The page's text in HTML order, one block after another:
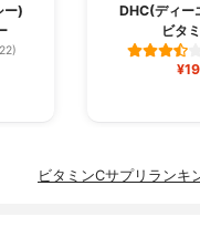
ー)
DHC(ディー
ビタ
ビタミンCサプリランキ